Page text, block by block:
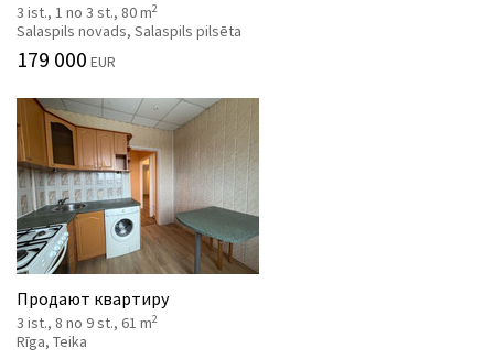
3 ist., 1 no 3 st., 80 m2
Salaspils novads, Salaspils pilsēta
179 000 EUR
Продают квартиру
3 ist., 8 no 9 st., 61 m2
Rīga, Teika